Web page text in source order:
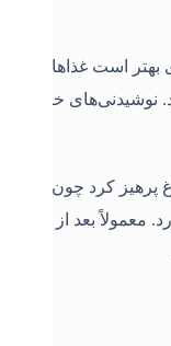
بهتر است غذاهای
خنک
پرهیز کرد چون
معمولاً بعد از چند